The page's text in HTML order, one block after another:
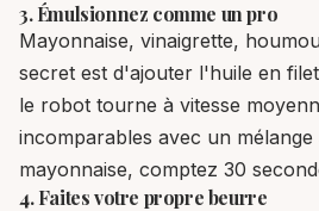
3. Émulsionnez comme un pro
Mayonnaise, vinaigrette,
secret est d'ajouter l'huile en
le robot tourne à vitesse
incomparables avec un
mayonnaise, comptez 30
4. Faites votre propre beurre